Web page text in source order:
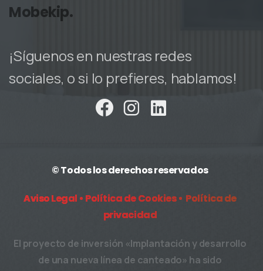
Mobekip.
¡Síguenos en nuestras redes
sociales, o si lo prefieres, hablamos!
© Todos los derechos reservados
Aviso Legal • Política de Cookies • Política de
privacidad
El proyecto de inversión «Implantación y desarrollo
de una nueva línea de canteado» ha sido